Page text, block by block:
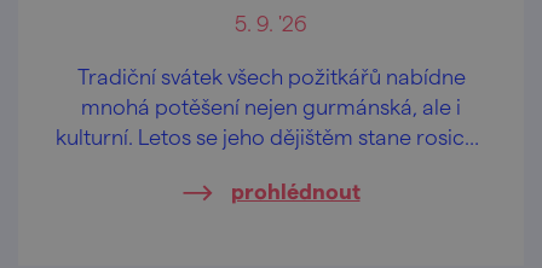
5. 9. '26
Tradiční svátek všech požitkářů nabídne
mnohá potěšení nejen gurmánská, ale i
kulturní. Letos se jeho dějištěm stane rosický
prohlédnout